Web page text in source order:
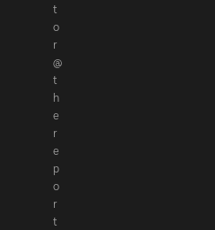
t
o
r
@
t
h
e
r
e
p
o
r
t